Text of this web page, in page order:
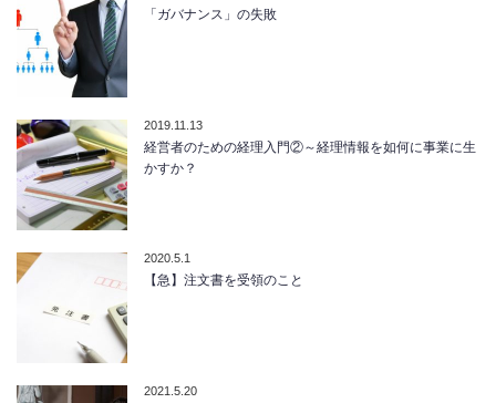
「ガバナンス」の失敗
2019.11.13
経営者のための経理入門②～経理情報を如何に事業に生
かすか？
2020.5.1
【急】注文書を受領のこと
2021.5.20